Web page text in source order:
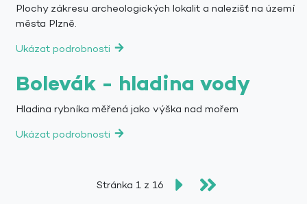
Plochy zákresu archeologických lokalit a nalezišť na území
města Plzně.
Ukázat podrobnosti
Bolevák - hladina vody
Hladina rybníka měřená jako výška nad mořem
Ukázat podrobnosti
Stránka 1 z 16